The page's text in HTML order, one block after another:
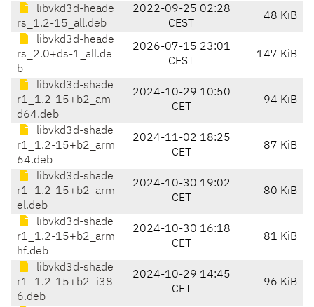
libvkd3d-heade
rs_1.2-15_all.deb
2022-09-25 02:28
CEST
48 KiB
libvkd3d-heade
rs_2.0+ds-1_all.de
b
2026-07-15 23:01
CEST
147 KiB
libvkd3d-shade
r1_1.2-15+b2_am
d64.deb
2024-10-29 10:50
CET
94 KiB
libvkd3d-shade
r1_1.2-15+b2_arm
64.deb
2024-11-02 18:25
CET
87 KiB
libvkd3d-shade
r1_1.2-15+b2_arm
el.deb
2024-10-30 19:02
CET
80 KiB
libvkd3d-shade
r1_1.2-15+b2_arm
hf.deb
2024-10-30 16:18
CET
81 KiB
libvkd3d-shade
r1_1.2-15+b2_i38
6.deb
2024-10-29 14:45
CET
96 KiB